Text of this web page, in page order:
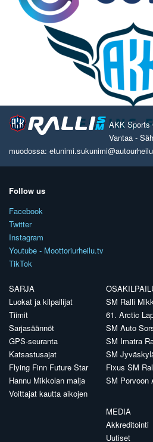
AKK Sports
Vantaa -
muodossa:
Follow us
Facebook
Twitter
Instagram
Youtube - Moottoriurheilu.tv
TikTok
SARJA
Luokat ja kilpailijat
Tiimit
Sarjasäännöt
GPS-seuranta
Katsastusajat
Flying Finn Future Star
Hannu Mikkolan malja
Voittajat kautta aikojen
SM Ralli
61. Arctic
SM Auto
SM Imatra
SM
Fixus SM
SM Porvoon
MEDIA
Akkreditointi
Uutiset